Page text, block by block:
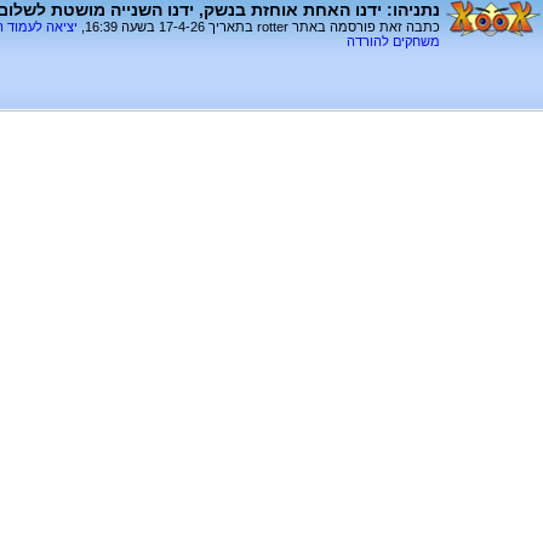
נתניהו: ידנו האחת אוחזת בנשק, ידנו השנייה מושטת
כתבה זאת פורסמה באתר rotter בתאריך 17-4-26 בשעה 16:39, יציאה
משחקים להורדה